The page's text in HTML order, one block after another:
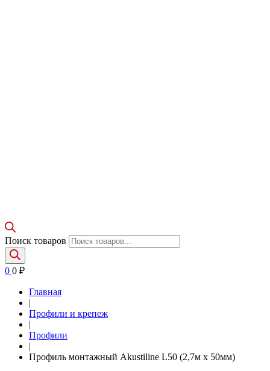
Поиск товаров
0 0 ₽
Главная
|
Профили и крепеж
|
Профили
|
Профиль монтажный Akustiline L50 (2,7м х 50мм)